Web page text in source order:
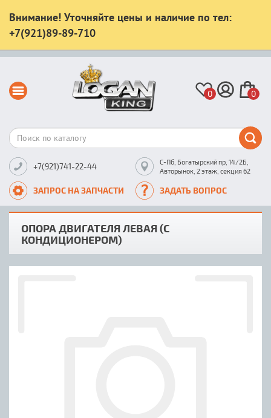
Внимание! Уточняйте цены и наличие по тел:
+7(921)89-89-710
0 0
+7(921)741-22-44
С-Пб, Богатырский пр, 14/2Б,
Авторынок, 2 этаж, секция 62
ЗАПРОС НА ЗАПЧАСТИ ЗАДАТЬ ВОПРОС
ОПОРА ДВИГАТЕЛЯ ЛЕВАЯ (С
КОНДИЦИОНЕРОМ)